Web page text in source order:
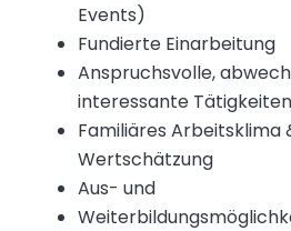
Events)
Fundierte Einarbeitung
Anspruchsvolle,
interessante Tätigkeiten
Familiäres Arbeitsklima
Wertschätzung
Aus- und